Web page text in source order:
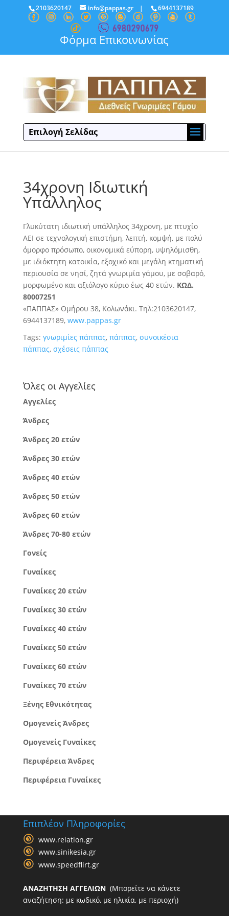
2103620147 info@pappas.gr| 6944137189
Φόρμα Επικοινωνίας
Επιλογή Σελίδας
34χρονη Ιδιωτική
Υπάλληλος
Γλυκύτατη ιδιωτική υπάλληλος 34χρονη, με πτυχίο
ΑΕΙ σε τεχνολογική επιστήμη, λεπτή, κομψή, με πολύ
όμορφο πρόσωπο, οικονομικά εύπορη, υψηλόμισθη,
με ιδιόκτητη κατοικία, εξοχικό και μεγάλη κτηματική
περιουσία σε νησί, ζητά γνωριμία γάμου, με σοβαρό,
μορφωμένο και αξιόλογο κύριο έως 40 ετών. ΚΩΔ.
80007251
«ΠΑΠΠΑΣ» Ομήρου 38, Κολωνάκι. Τηλ:2103620147,
6944137189, www.pappas.gr
Tags: γνωριμίες πάππας, πάππας, συνοικέσια
πάππας, σχέσεις πάππας
Όλες οι Αγγελίες
Αγγελίες
Άνδρες
Άνδρες 20 ετών
Άνδρες 30 ετών
Άνδρες 40 ετών
Άνδρες 50 ετών
Άνδρες 60 ετών
Άνδρες 70-80 ετών
Γονείς
Γυναίκες
Γυναίκες 20 ετών
Γυναίκες 30 ετών
Γυναίκες 40 ετών
Γυναίκες 50 ετών
Γυναίκες 60 ετών
Γυναίκες 70 ετών
Ξένης Εθνικότητας
Ομογενείς Άνδρες
Ομογενείς Γυναίκες
Περιφέρεια Άνδρες
Περιφέρεια Γυναίκες
Επιπλέον Πληροφορίες
www.relation.gr
www.sinikesia.gr
www.speedflirt.gr
ΑΝΑΖΗΤΗΣΗ ΑΓΓΕΛΙΩΝ(Μπορείτε να κάνετε
αναζήτηση: με κωδικό, με ηλικία, με περιοχή)